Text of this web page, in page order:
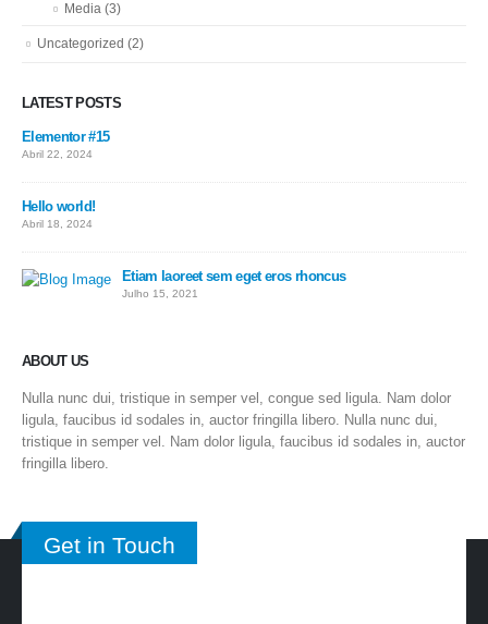
Media (3)
Uncategorized (2)
LATEST POSTS
Elementor #15
Abril 22, 2024
Hello world!
Abril 18, 2024
Etiam laoreet sem eget eros rhoncus
Julho 15, 2021
ABOUT US
Nulla nunc dui, tristique in semper vel, congue sed ligula. Nam dolor
ligula, faucibus id sodales in, auctor fringilla libero. Nulla nunc dui,
tristique in semper vel. Nam dolor ligula, faucibus id sodales in, auctor
fringilla libero.
Get in Touch